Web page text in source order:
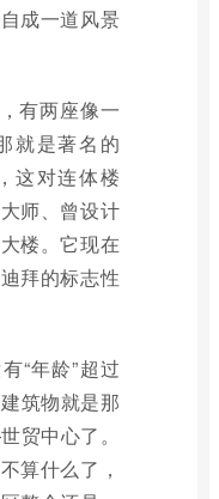
成一道风景
有两座像一
就是著名的
这对连体楼
师、曾设计
楼。它现在
拜的标志性
“年龄”超过
筑物就是那
中心了。
算什么了，